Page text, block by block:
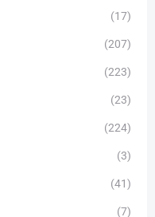
(17)
(207)
(223)
(23)
(224)
(3)
(41)
(7)